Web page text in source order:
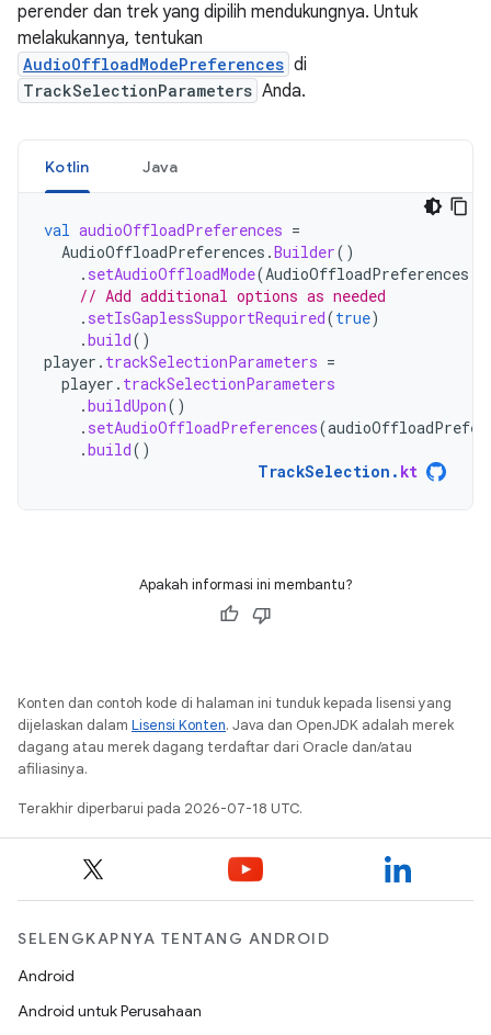
perender dan trek yang dipilih mendukungnya. Untuk
melakukannya, tentukan
AudioOffloadModePreferences di
TrackSelectionParameters Anda.
Kotlin Java
val audioOffloadPreferences =
AudioOffloadPreferences .Builder()
. setAudioOffloadMode(AudioOffloadPreferences
// Add additional options as needed
. setIsGaplessSupportRequired(true)
.build()
player . trackSelectionParameters =
player . trackSelectionParameters
.buildUpon()
. setAudioOffloadPreferences(
.build()
TrackSelection . kt
Apakah informasi ini membantu?
Konten dan contoh kode di halaman ini tunduk kepada lisensi yang
dijelaskan dalam Lisensi Konten. Java dan OpenJDK adalah merek
dagang atau merek dagang terdaftar dari Oracle dan/atau
afiliasinya.
Terakhir diperbarui pada 2026-07-18 UTC.
SELENGKAPNYA TENTANG ANDROID
Android
Android untuk Perusahaan